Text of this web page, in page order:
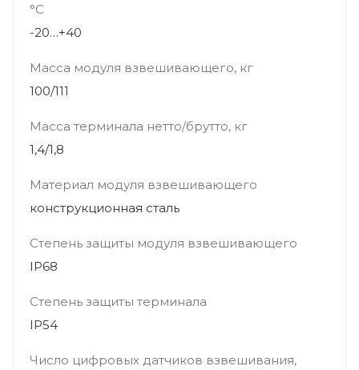
°С
-20…+40
Масса модуля взвешивающего, кг
100/111
Масса терминала нетто/брутто, кг
1,4/1,8
Материал модуля взвешивающего
конструкционная сталь
Степень защиты модуля взвешивающего
IP68
Степень защиты терминала
IP54
Число цифровых датчиков взвешивания,